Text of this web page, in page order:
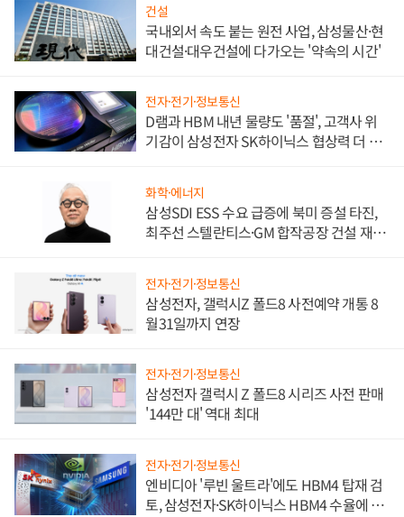
건설
국내외서 속도 붙는 원전 사업, 삼성물산·현
대건설·대우건설에 다가오는 '약속의 시간'
전자·전기·정보통신
D램과 HBM 내년 물량도 '품절', 고객사 위
기감이 삼성전자 SK하이닉스 협상력 더 키
화학·에너지
삼성SDI ESS 수요 급증에 북미 증설 타진,
최주선 스텔란티스·GM 합작공장 건설 재추
전자·전기·정보통신
삼성전자, 갤럭시Z 폴드8 사전예약 개통 8
월31일까지 연장
전자·전기·정보통신
삼성전자 갤럭시 Z 폴드8 시리즈 사전 판매
'144만 대' 역대 최대
전자·전기·정보통신
엔비디아 '루빈 울트라'에도 HBM4 탑재 검
토, 삼성전자·SK하이닉스 HBM4 수율에 주